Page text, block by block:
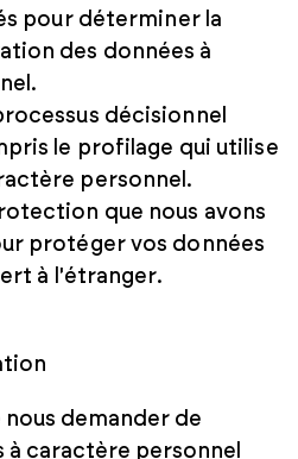
pour déterminer la
des données à
décisionnel
le profilage qui utilise
personnel.
que nous avons
protéger vos données
à l'étranger.
nous demander de
caractère personnel